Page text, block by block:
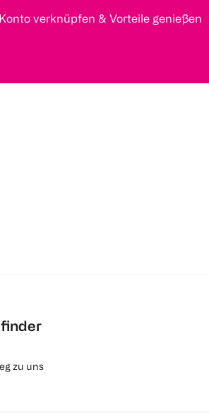
verknüpfen & Vorteile genießen
zu uns